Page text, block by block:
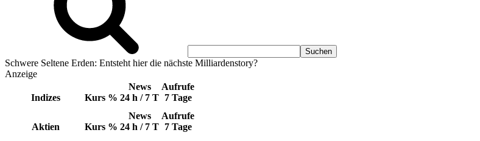
Schwere Seltene Erden: Entsteht hier die nächste Milliardenstory?
Anzeige
Indizes Kurs %
News
24 h / 7 T
Aufrufe
7 Tage
Aktien Kurs %
News
24 h / 7 T
Aufrufe
7 Tage